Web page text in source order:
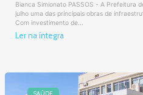
Bianca Simionato PASSOS - A Prefeitura
julho uma das principais obras de
Com investimento de...
Ler na íntegra
SAÚDE